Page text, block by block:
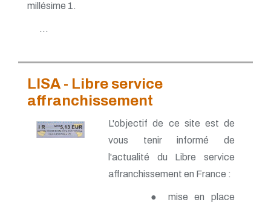
millésime 1.
...
LISA - Libre service
affranchissement
L'objectif de ce site est de
vous tenir informé de
l'actualité du Libre service
affranchissement en France :
● mise en place